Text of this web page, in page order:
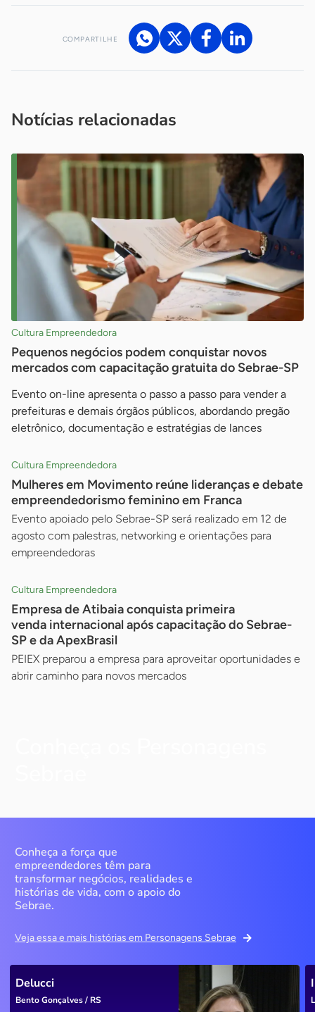
COMPARTILHE
Notícias relacionadas
Cultura Empreendedora
Pequenos negócios podem conquistar novos
mercados com capacitação gratuita do Sebrae-SP
Evento on-line apresenta o passo a passo para vender a
prefeituras e demais órgãos públicos, abordando pregão
eletrônico, documentação e estratégias de lances
Cultura Empreendedora
Mulheres em Movimento reúne lideranças e debate
empreendedorismo feminino em Franca
Evento apoiado pelo Sebrae-SP será realizado em 12 de
agosto com palestras, networking e orientações para
empreendedoras
Cultura Empreendedora
Empresa de Atibaia conquista primeira
venda internacional após capacitação do Sebrae-
SP e da ApexBrasil
PEIEX preparou a empresa para aproveitar oportunidades e
abrir caminho para novos mercados
Conheça a força que
empreendedores têm para
transformar negócios, realidades e
histórias de vida, com o apoio do
Sebrae.
Veja essa e mais histórias em Personagens Sebrae
Delucci
Bento Gonçalves / RS